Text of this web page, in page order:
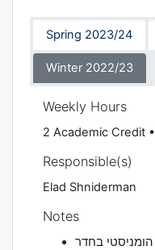
Spring 2023/24
Winter 2022/23
Weekly Hours
2 Academic Credit
Responsible(s)
Elad Shniderman
Notes
הומניסטי בחדר